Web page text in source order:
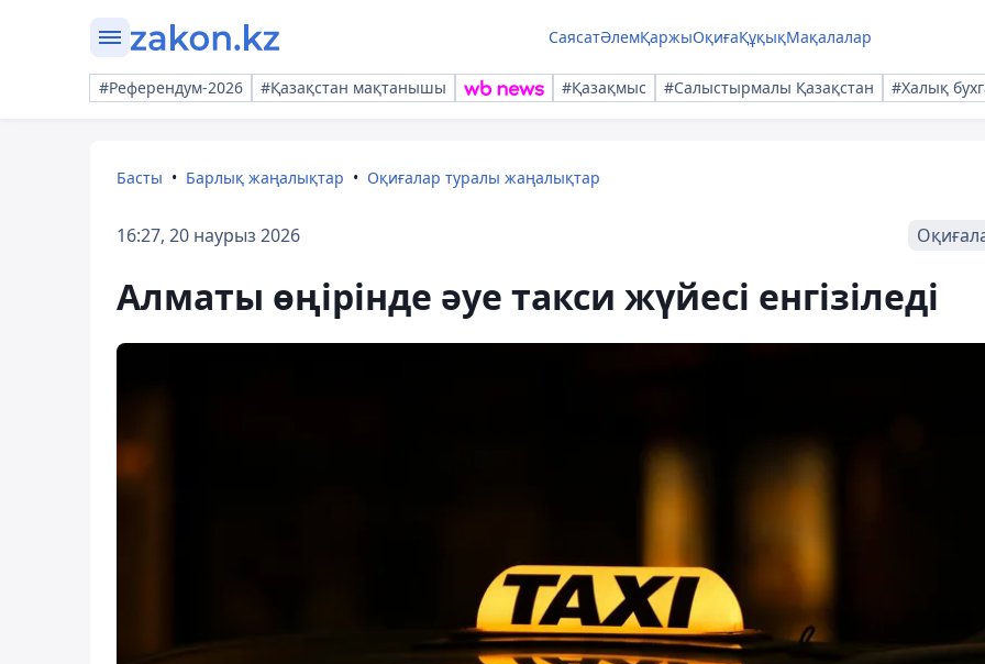
СаясатӘлемҚаржыОқиғаҚұқықМақалалар
#Референдум-2026 #Қазақстан мақтанышы #Қазақмыс #Салыстырмалы Қазақстан #Халық
Басты Барлық жаңалықтар Оқиғалар туралы жаңалықтар
16:27, 20 наурыз 2026
Алматы өңірінде әуе такси жүйесі енгізіледі